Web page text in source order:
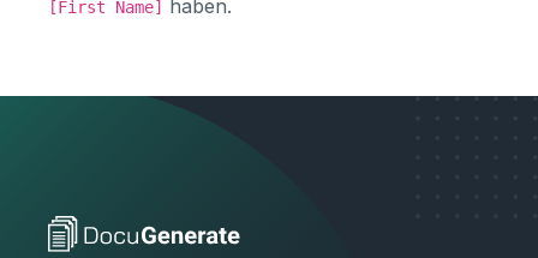
[First Name] haben.